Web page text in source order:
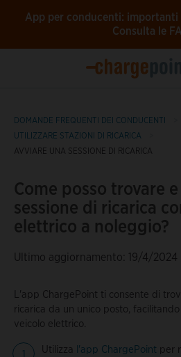
App per conducenti: importanti
Consulta le
DOMANDE FREQUENTI DEI CONDUCENTI
UTILIZZARE STAZIONI DI RICARICA
AVVIARE UNA SESSIONE DI RICARICA
Come posso trovare
sessione di ricarica
elettrico a noleggio?
Ultimo aggiornamento: 19/4/2024
L'app ChargePoint ti consente di
ricarica da un unico posto,
veicolo elettrico.
Utilizza l'app ChargePoint per